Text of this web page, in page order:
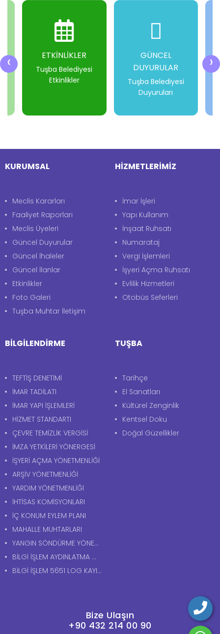
‹ ›
ETKİNLİKLER
Tuşba Belediyesi
Etkinlikler
GÜNCEL
DUYURULAR
Tuşba Belediyesi
Duyuruları
-
KURUMSAL
Meclis Kararları
Faaliyet Raporları
Meclis Üyeleri
Güncel Duyurular
Güncel İhaleler
Güncel İlanlar
Etkinlikler
Foto Galeri
Tuşba Muhtar İletişim
HİZMETLERİMİZ
İmar İşleri
Yapı Kullanım
İnşaat Ruhsatı
Numarataj
Vergi İşlemleri
İşyeri Açma Ruhsatı
Evlilik Hizmetleri
Otobüs Seferleri
BİLGİLENDİRME
TEFTİŞ DENETİMİ
İMAR TADİLATI
İMAR YAPI İŞLEMLERİ
HİZMET STANDARTI
ÇEVRE TEMİZLİK VERGİSİ
İMZA YETKİLERİ YÖNERGESİ
İŞYERİ AÇMA YÖNETMENLİĞİ
ARŞİV YÖNETMENLİĞİ
YARDIM YÖNETMENLİĞİ
İHTİSAS KOMİSYONLARI
İÇ KONUM EYLEM PLANI
MAHALLE MUHTARLARI
YANGIN SÖNDÜRME YÖNERGESİ
BİLGİ İŞLEM AYDINLATMA METNİ
BİLGİ İŞLEM 5651 LOG KAYITLARI AYDINLATMA METNİ
TUŞBA
Tarihçe
El Sanatları
Kültürel Zenginlik
Kentsel Doku
Doğal Güzellikler
Bize Ulaşın
+90 432 214 00 90